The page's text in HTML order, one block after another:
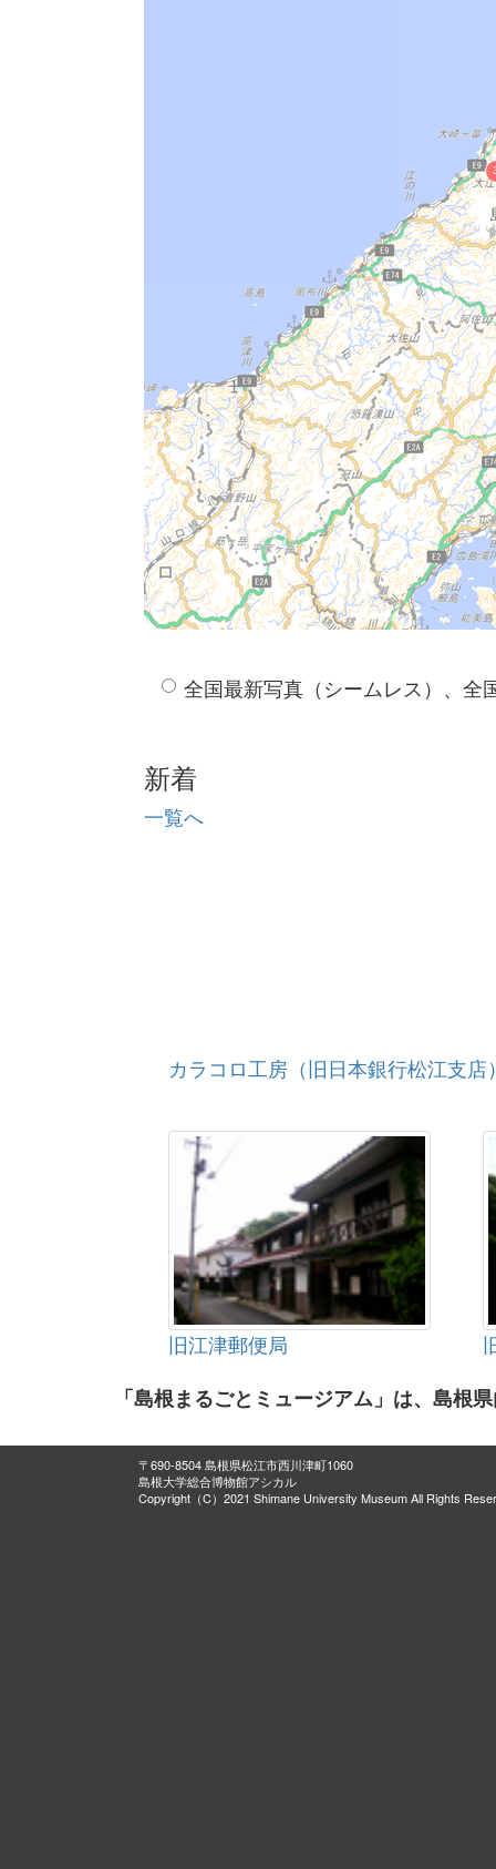
全国最新写真（シームレス）、全
新着
一覧へ
カラコロ工房（旧日本銀行松江支店
旧江津郵便局
「島根まるごとミュージアム」は、島根
〒690-8504 島根県松江市西川津町1060
島根大学総合博物館アシカル
Copyright（C）2021 Shimane University Museum All Rights